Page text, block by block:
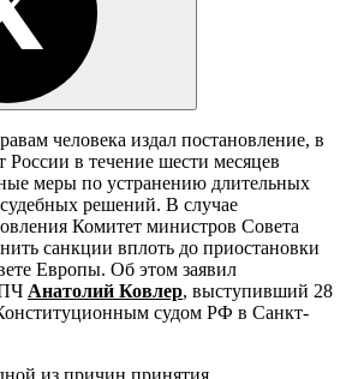
человека издал постановление, в
России в течение шести месяцев
меры по устранению длительных
решений. В случае
Комитет министров Совета
санкции вплоть до приостановки
Европы. Об этом заявил
Анатолий Ковлер, выступивший 28
судом РФ в Санкт-
из причин принятия